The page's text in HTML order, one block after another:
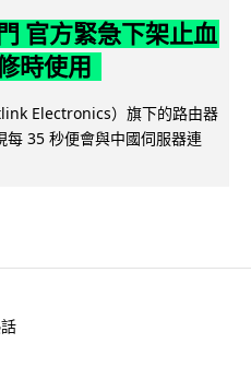
官方緊急下架止血
時使用
Electronics）旗下的路由器
每 35 秒便會與中國伺服器連